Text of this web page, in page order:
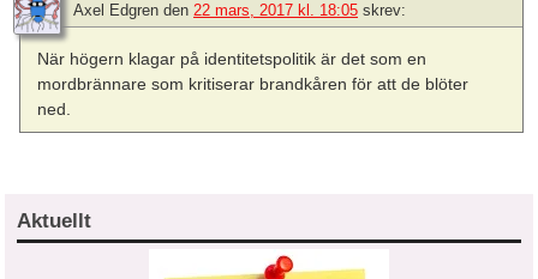
Axel Edgren den 22 mars, 2017 kl. 18:05 skrev:
När högern klagar på identitetspolitik är det som en
mordbrännare som kritiserar brandkåren för att de blöter
ned.
Aktuellt